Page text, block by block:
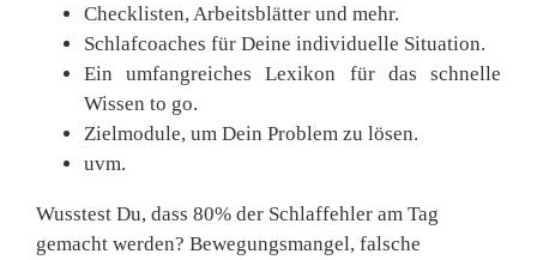
Checklisten, Arbeitsblätter und mehr.
Schlafcoaches für Deine individuelle Situation.
Ein umfangreiches Lexikon für das schnelle
Wissen to go.
Zielmodule, um Dein Problem zu lösen.
uvm.
Wusstest Du, dass 80% der Schlaffehler am Tag
gemacht werden? Bewegungsmangel, falsche